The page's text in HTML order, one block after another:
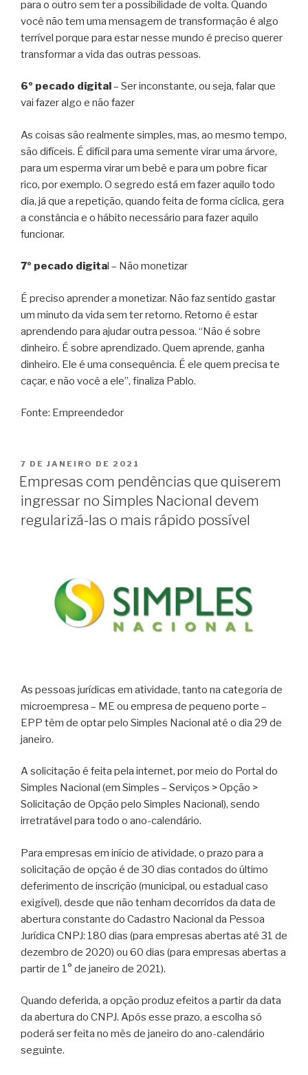
para o outro sem ter a possibilidade de volta. Quando
você não tem uma mensagem de transformação é algo
terrível porque para estar nesse mundo é preciso querer
transformar a vida das outras pessoas.
6º pecado digital – Ser inconstante, ou seja, falar que
vai fazer algo e não fazer
As coisas são realmente simples, mas, ao mesmo tempo,
são difíceis. É difícil para uma semente virar uma árvore,
para um esperma virar um bebê e para um pobre ficar
rico, por exemplo. O segredo está em fazer aquilo todo
dia, já que a repetição, quando feita de forma cíclica, gera
a constância e o hábito necessário para fazer aquilo
funcionar.
7º pecado digita l – Não monetizar
É preciso aprender a monetizar. Não faz sentido gastar
um minuto da vida sem ter retorno. Retorno é estar
aprendendo para ajudar outra pessoa. “Não é sobre
dinheiro. É sobre aprendizado. Quem aprende, ganha
dinheiro. Ele é uma consequência. É ele quem precisa te
caçar, e não você a ele”, finaliza Pablo.
Fonte: Empreendedor
7 DE JANEIRO DE 2021
Empresas com pendências que quiserem
ingressar no Simples Nacional devem
regularizá-las o mais rápido possível
As pessoas jurídicas em atividade, tanto na categoria de
microempresa – ME ou empresa de pequeno porte –
EPP têm de optar pelo Simples Nacional até o dia 29 de
janeiro.
A solicitação é feita pela internet, por meio do Portal do
Simples Nacional (em Simples – Serviços > Opção >
Solicitação de Opção pelo Simples Nacional), sendo
irretratável para todo o ano-calendário.
Para empresas em início de atividade, o prazo para a
solicitação de opção é de 30 dias contados do último
deferimento de inscrição (municipal, ou estadual caso
exigível), desde que não tenham decorridos da data de
abertura constante do Cadastro Nacional da Pessoa
Jurídica CNPJ: 180 dias (para empresas abertas até 31 de
dezembro de 2020) ou 60 dias (para empresas abertas a
partir de 1° de janeiro de 2021).
Quando deferida, a opção produz efeitos a partir da data
da abertura do CNPJ. Após esse prazo, a escolha só
poderá ser feita no mês de janeiro do ano-calendário
seguinte.